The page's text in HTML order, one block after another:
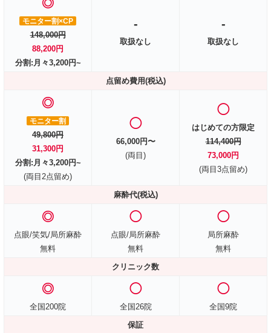
◎
モニター割×CP
148,000円
88,200円
分割:月々3,200円~
-
取扱なし
-
取扱なし
点留め費用(税込)
◎
モニター割
49,800円
31,300円
分割:月々3,200円~
(両目2点留め)
◯
66,000円〜
(両目)
◯
はじめての方限定
114,400円
73,000円
(両目3点留め)
麻酔代(税込)
◎
点眼/笑気/局所麻酔
無料
◯
点眼/局所麻酔
無料
◯
局所麻酔
無料
クリニック数
◎
全国200院
◯
全国26院
◯
全国9院
保証